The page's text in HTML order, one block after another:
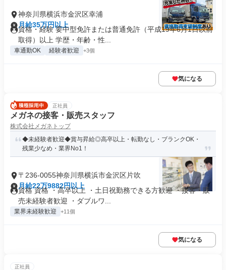
神奈川県横浜市金沢区幸浦
月給35万円以上
資格・経験 要中型免許または普通免許（平成19年6月1日以前
取得）以上 学歴・年齢・性...
車通勤OK 経験者歓迎 +3個
気になる
正社員
メガネの接客・販売スタッフ
株式会社メガネトップ
◆未経験者歓迎◆賞与昇給◎高卒以上・転勤なし・ブランクOK・
残業少なめ・業界No1！
〒236-0055神奈川県横浜市金沢区片吹
月給22万9882円以上
資格 資格 ・高卒以上 ・土日祝勤務できる方歓迎 ・接客・販
売未経験者歓迎 ・ダブルワ...
業界未経験歓迎 +11個
気になる
正社員